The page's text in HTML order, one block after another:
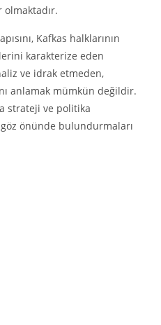
Kafkas halklarının
karakterize eden
ve idrak etmeden,
anlamak mümkün değildir.
strateji ve politika
önünde bulundurmaları